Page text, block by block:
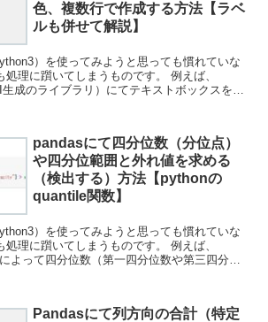
色、複数行で作成する方法【ラベ
ルも併せて解説】
）を使ってみようと思っても慣れていな
処理に躓いてしまうものです。 例えば、
成のライブラリ）にてテキストボックスを作
pandasにて四分位数（分位点）
や四分位範囲と外れ値を求める
（検出する）方法【pythonの
quantile関数】
）を使ってみようと思っても慣れていな
処理に躓いてしまうものです。 例えば、
よって四分位数（第一四分位数や第三四分位
Pandasにて列方向の合計（特定